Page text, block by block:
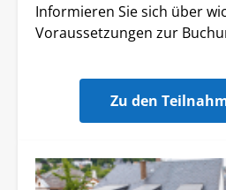
Informieren Sie sich über
Voraussetzungen zur
Zu den